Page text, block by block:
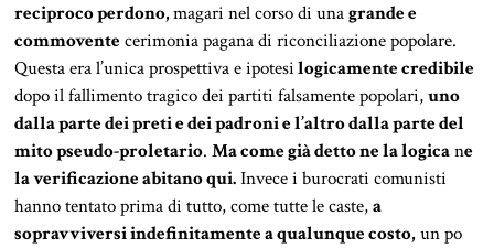
reciproco perdono,magari nel corso di unagrande e
commoventecerimonia pagana di riconciliazione popolare.
Questa era l’unica prospettiva e ipotesilogicamente credibile
dopo il fallimento tragico dei partiti falsamente popolari,uno
dalla parte dei preti e dei padroni e l’altro dalla parte del
mito pseudo-proletario.Ma come già detto ne la logicane
la verificazione abitano qui.Invece i burocrati comunisti
hanno tentato prima di tutto, come tutte le caste,a
sopravviversi indefinitamente a qualunque costo,un po